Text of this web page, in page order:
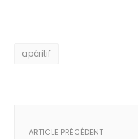
apéritif
ARTICLE PRÉCÉDENT